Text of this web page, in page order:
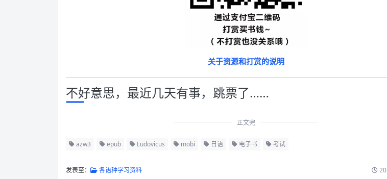
关于资源和打赏的说明
不好意思，最近几天有事，跳票了……
正文完
azw3 epub Ludovicus mobi 日语 电子书 考试
发表至： 各语种学习资料